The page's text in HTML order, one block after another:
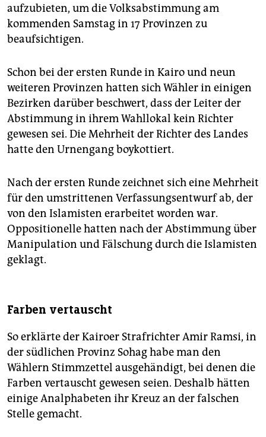
aufzubieten, um die Volksabstimmung am
kommenden Samstag in 17 Provinzen zu
beaufsichtigen.
Schon bei der ersten Runde in Kairo und neun
weiteren Provinzen hatten sich Wähler in einigen
Bezirken darüber beschwert, dass der Leiter der
Abstimmung in ihrem Wahllokal kein Richter
gewesen sei. Die Mehrheit der Richter des Landes
hatte den Urnengang boykottiert.
Nach der ersten Runde zeichnet sich eine Mehrheit
für den umstrittenen Verfassungsentwurf ab, der
von den Islamisten erarbeitet worden war.
Oppositionelle hatten nach der Abstimmung über
Manipulation und Fälschung durch die Islamisten
geklagt.
Farben vertauscht
So erklärte der Kairoer Strafrichter Amir Ramsi, in
der südlichen Provinz Sohag habe man den
Wählern Stimmzettel ausgehändigt, bei denen die
Farben vertauscht gewesen seien. Deshalb hätten
einige Analphabeten ihr Kreuz an der falschen
Stelle gemacht.